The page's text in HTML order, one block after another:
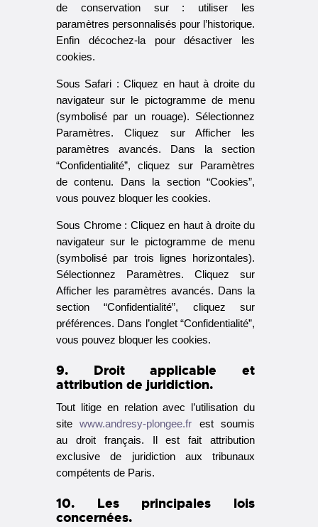
de conservation sur : utiliser les
paramètres personnalisés pour l’historique.
Enfin décochez-la pour désactiver les
cookies.
Sous Safari : Cliquez en haut à droite du
navigateur sur le pictogramme de menu
(symbolisé par un rouage). Sélectionnez
Paramètres. Cliquez sur Afficher les
paramètres avancés. Dans la section
“Confidentialité”, cliquez sur Paramètres
de contenu. Dans la section “Cookies”,
vous pouvez bloquer les cookies.
Sous Chrome : Cliquez en haut à droite du
navigateur sur le pictogramme de menu
(symbolisé par trois lignes horizontales).
Sélectionnez Paramètres. Cliquez sur
Afficher les paramètres avancés. Dans la
section “Confidentialité”, cliquez sur
préférences. Dans l’onglet “Confidentialité”,
vous pouvez bloquer les cookies.
9. Droit applicable et
attribution de juridiction.
Tout litige en relation avec l’utilisation du
sitewww.andresy-plongee.fr est soumis
au droit français. Il est fait attribution
exclusive de juridiction aux tribunaux
compétents de Paris.
10. Les principales lois
concernées.